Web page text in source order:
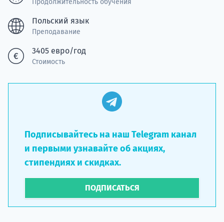
Продолжительность обучения
Польский язык
Преподавание
3405 евро/год
Стоимость
Подписывайтесь на наш Telegram канал
и первыми узнавайте об акциях,
стипендиях и скидках.
ПОДПИСАТЬСЯ